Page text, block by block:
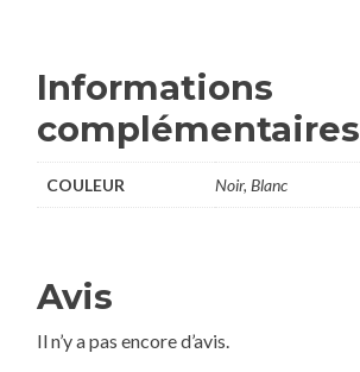
Informations
complémentaires
COULEUR Noir, Blanc
Avis
Il n’y a pas encore d’avis.